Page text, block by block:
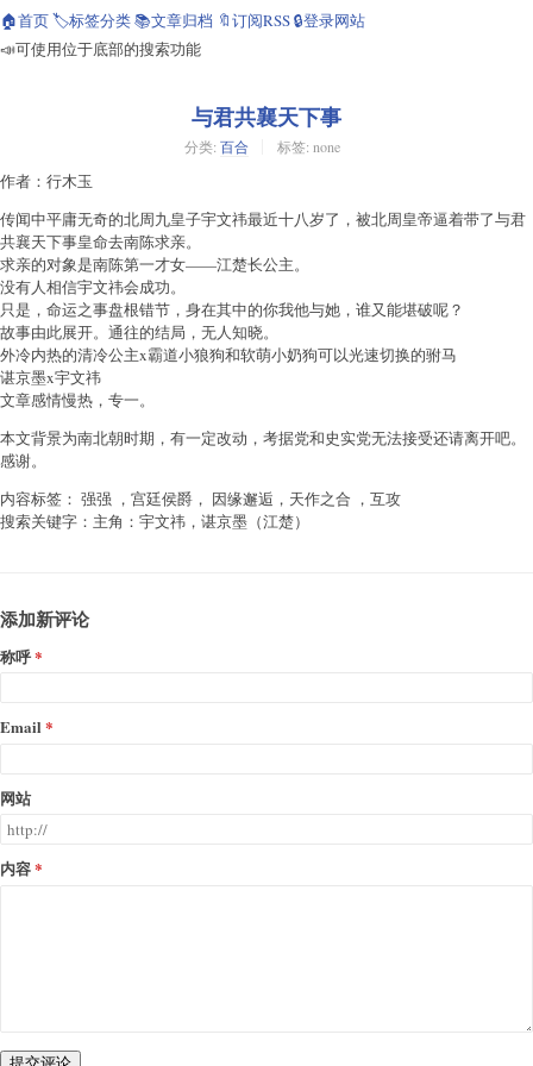
🏠首页🏷️标签分类📚文章归档 🔖订阅RSS🔒登录网站
📣可使用位于底部的搜索功能
与君共襄天下事
分类: 百合 标签: none
作者：行木玉
传闻中平庸无奇的北周九皇子宇文祎最近十八岁了，被北周皇帝逼着带了与君
共襄天下事皇命去南陈求亲。
求亲的对象是南陈第一才女——江楚长公主。
没有人相信宇文祎会成功。
只是，命运之事盘根错节，身在其中的你我他与她，谁又能堪破呢？
故事由此展开。通往的结局，无人知晓。
外冷内热的清冷公主x霸道小狼狗和软萌小奶狗可以光速切换的驸马
谌京墨x宇文祎
文章感情慢热，专一。
本文背景为南北朝时期，有一定改动，考据党和史实党无法接受还请离开吧。
感谢。
内容标签： 强强 ，宫廷侯爵， 因缘邂逅，天作之合 ，互攻
搜索关键字：主角：宇文祎，谌京墨（江楚）
添加新评论
称呼
Email
网站
内容